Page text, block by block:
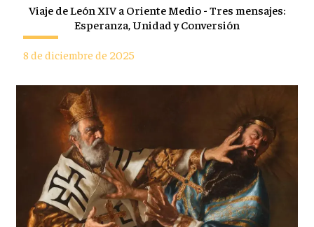
Viaje de León XIV a Oriente Medio - Tres mensajes:
Esperanza, Unidad y Conversión
8 de diciembre de 2025